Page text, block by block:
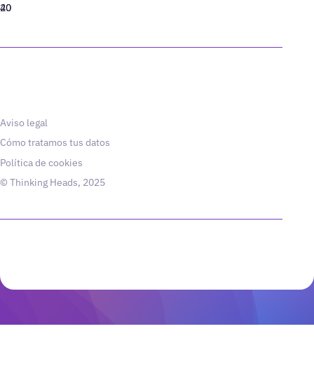
40
20
Aviso legal
Cómo tratamos tus datos
Política de cookies
© Thinking Heads, 2025